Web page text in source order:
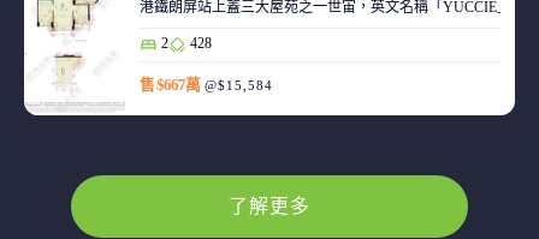
港鐵朗屏站上蓋三大屋苑之一世宙，英文名稱「YUCCIE」，
2 428
售 $667萬 @$15,584
了解更多